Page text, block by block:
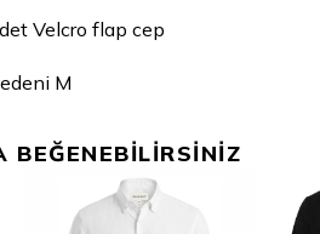
Velcro flap cep
M
BEĞENEBİLİRSİNİZ